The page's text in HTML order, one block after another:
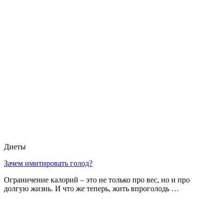
Диеты
Зачем имитировать голод?
Ограничение калорий – это не только про вес, но и про
долгую жизнь. И что же теперь, жить впроголодь …